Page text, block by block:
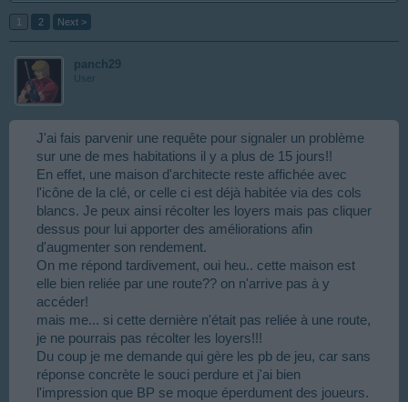
1 2 Next >
panch29
User
J'ai fais parvenir une requête pour signaler un problème
sur une de mes habitations il y a plus de 15 jours!!
En effet, une maison d'architecte reste affichée avec
l'icône de la clé, or celle ci est déjà habitée via des cols
blancs. Je peux ainsi récolter les loyers mais pas cliquer
dessus pour lui apporter des améliorations afin
d'augmenter son rendement.
On me répond tardivement, oui heu.. cette maison est
elle bien reliée par une route?? on n'arrive pas à y
accéder!
mais me... si cette dernière n'était pas reliée à une route,
je ne pourrais pas récolter les loyers!!!
Du coup je me demande qui gère les pb de jeu, car sans
réponse concrète le souci perdure et j'ai bien
l'impression que BP se moque éperdument des joueurs.